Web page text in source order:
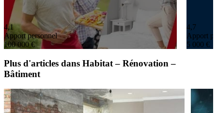
4,1
Apport personnel
100 000 €
4,7
Apport
5 000 €
Plus d'articles dans Habitat – Rénovation –
Bâtiment